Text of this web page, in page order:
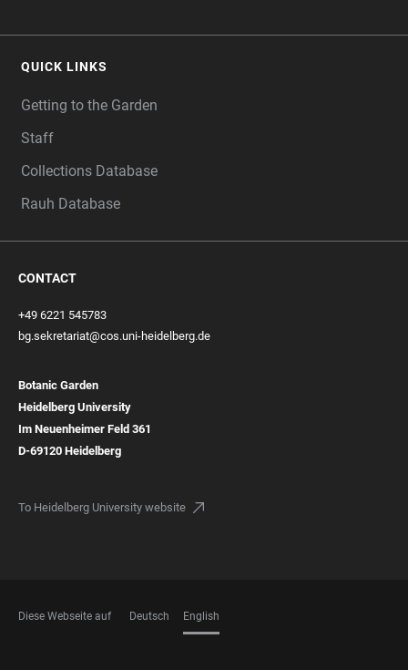
QUICK LINKS
Getting to the Garden
Staff
Collections Database
Rauh Database
CONTACT
+49 6221 545783
bg.sekretariat@cos.uni-heidelberg.de
Botanic Garden
Heidelberg University
Im Neuenheimer Feld 361
D-69120 Heidelberg
To Heidelberg University website
Diese Webseite auf Deutsch English